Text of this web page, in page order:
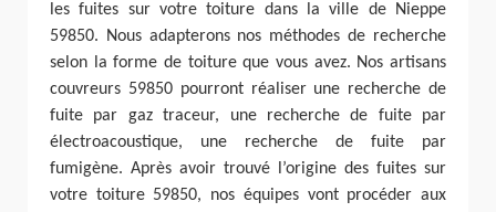
les fuites sur votre toiture dans la ville de Nieppe
59850. Nous adapterons nos méthodes de recherche
selon la forme de toiture que vous avez. Nos artisans
couvreurs 59850 pourront réaliser une recherche de
fuite par gaz traceur, une recherche de fuite par
électroacoustique, une recherche de fuite par
fumigène. Après avoir trouvé l’origine des fuites sur
votre toiture 59850, nos équipes vont procéder aux